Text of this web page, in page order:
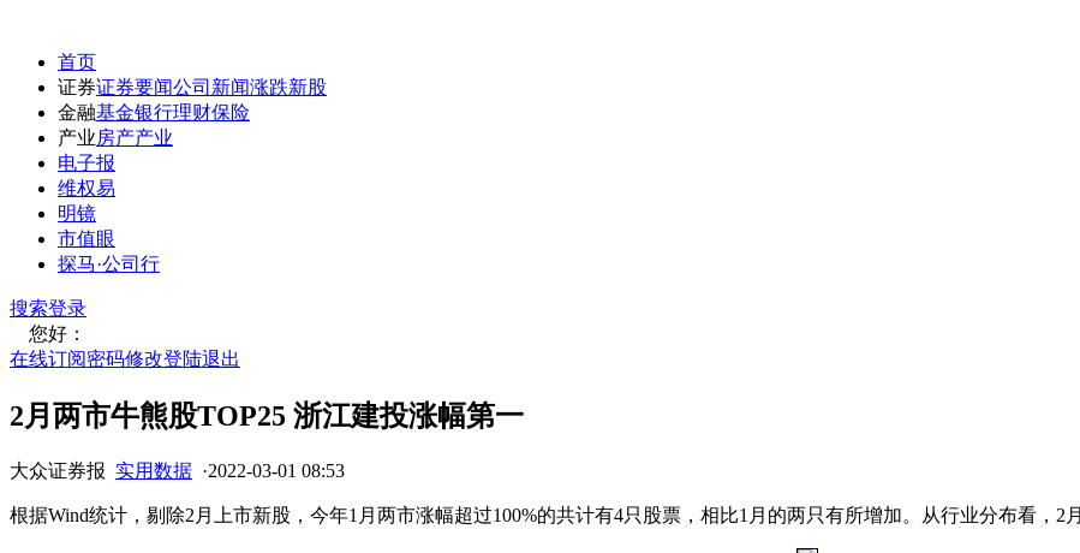
首页
证券证券要闻公司新闻涨跌新股
金融基金银行理财保险
产业房产产业
电子报
维权易
明镜
市值眼
探马·公司行
搜索登录
您好：
在线订阅密码修改登陆退出
2月两市牛熊股TOP25 浙江建投涨幅第一
大众证券报 实用数据 ·2022-03-01 08:53
根据Wind统计，剔除2月上市新股，今年1月两市涨幅超过100%的共计有4只股票，相比1月的两只有所增加。从行业分布看，2